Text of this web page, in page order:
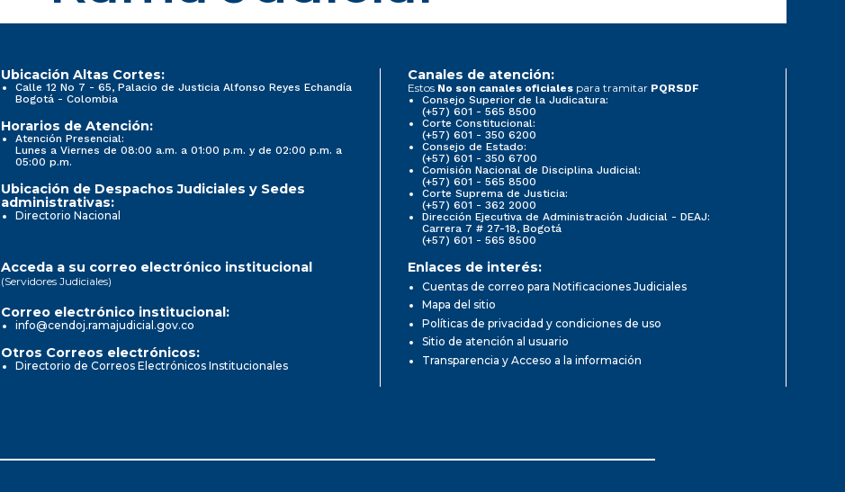
Ubicación Altas Cortes:
Calle 12 No 7 - 65, Palacio de Justicia Alfonso Reyes Echandía
Bogotá - Colombia
Horarios de Atención:
Atención Presencial:
Lunes a Viernes de 08:00 a.m. a 01:00 p.m. y de 02:00 p.m. a
05:00 p.m.
Ubicación de Despachos Judiciales y Sedes
administrativas:
Directorio Nacional
Canales de atención:
Estos No son canales oficiales para tramitar PQRSDF
Consejo Superior de la Judicatura:
(+57) 601 - 565 8500
Corte Constitucional:
(+57) 601 - 350 6200
Consejo de Estado:
(+57) 601 - 350 6700
Comisión Nacional de Disciplina Judicial:
(+57) 601 - 565 8500
Corte Suprema de Justicia:
(+57) 601 - 362 2000
Dirección Ejecutiva de Administración Judicial - DEAJ:
Carrera 7 # 27-18, Bogotá
(+57) 601 - 565 8500
Acceda a su correo electrónico institucional
(Servidores Judiciales)
Correo electrónico institucional:
info@cendoj.ramajudicial.gov.co
Otros Correos electrónicos:
Directorio de Correos Electrónicos Institucionales
Enlaces de interés:
Cuentas de correo para Notificaciones Judiciales
Mapa del sitio
Políticas de privacidad y condiciones de uso
Sitio de atención al usuario
Transparencia y Acceso a la información